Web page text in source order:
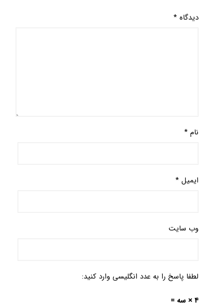
دیدگاه*
نام*
ایمیل*
وب‌ سایت
لطفا پاسخ را به عدد انگلیسی وارد کنید:
4 × سه =